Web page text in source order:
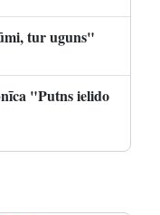
tur uguns"
"Putns ielido